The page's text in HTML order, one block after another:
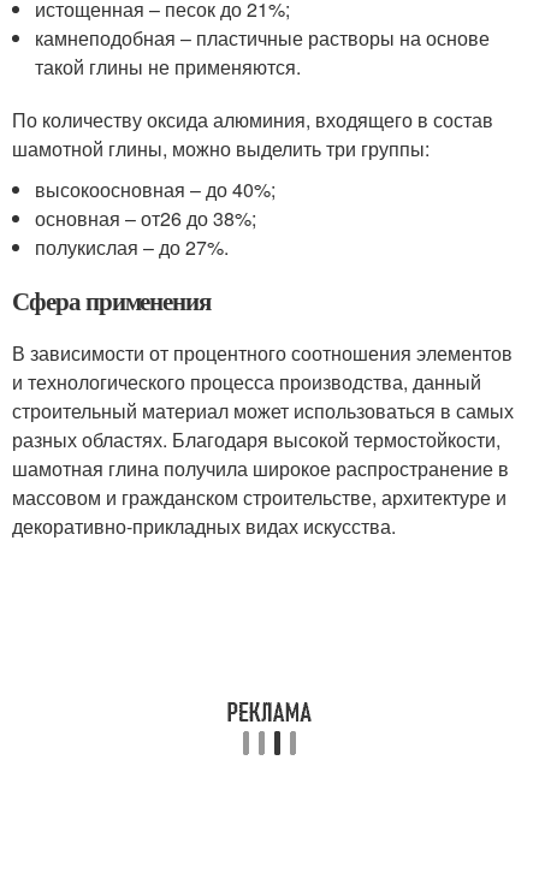
истощенная – песок до 21%;
камнеподобная – пластичные растворы на основе
такой глины не применяются.
По количеству оксида алюминия, входящего в состав
шамотной глины, можно выделить три группы:
высокоосновная – до 40%;
основная – от26 до 38%;
полукислая – до 27%.
Сфера применения
В зависимости от процентного соотношения элементов
и технологического процесса производства, данный
строительный материал может использоваться в самых
разных областях. Благодаря высокой термостойкости,
шамотная глина получила широкое распространение в
массовом и гражданском строительстве, архитектуре и
декоративно-прикладных видах искусства.